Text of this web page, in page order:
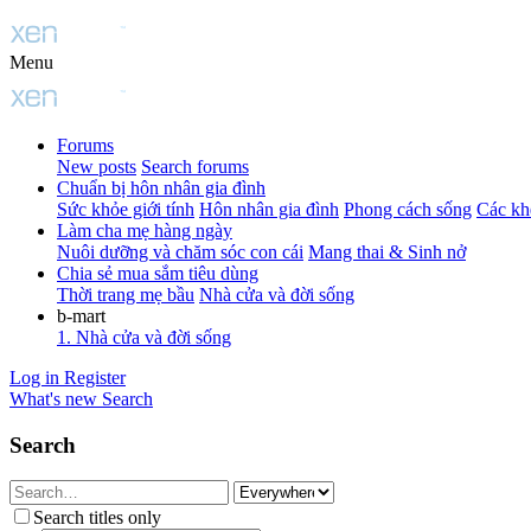
Menu
Forums
New posts Search forums
Chuẩn bị hôn nhân gia đình
Sức khỏe giới tính Hôn nhân gia đình Phong cách sống Các
Làm cha mẹ hàng ngày
Nuôi dưỡng và chăm sóc con cái Mang thai & Sinh nở
Chia sẻ mua sắm tiêu dùng
Thời trang mẹ bầu Nhà cửa và đời sống
b-mart
1. Nhà cửa và đời sống
Log in Register
What's new Search
Search
Search titles only